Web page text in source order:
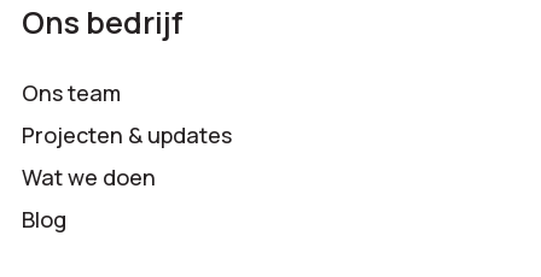
Ons bedrijf
Ons team
Projecten & updates
Wat we doen
Blog